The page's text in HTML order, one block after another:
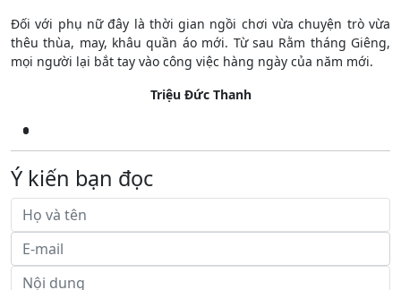
Đối với phụ nữ đây là thời gian ngồi chơi vừa chuyện trò vừa
thêu thùa, may, khâu quần áo mới. Từ sau Rằm tháng Giêng,
mọi người lại bắt tay vào công việc hàng ngày của năm mới.
Triệu Đức Thanh
Ý kiến bạn đọc